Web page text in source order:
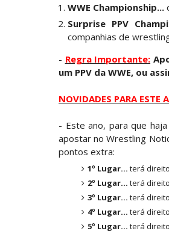
RETENÇÃO
VITÓRIA
Slam Mexico
VAGA GARANTIDA
brutalizado por MJF
Unknown-Aug 06 2026
CAOS NO GRAND
Unknown -Aug 06 2026
WWE Championship...
Surprise PPV
companhias de
- Regra Importante:
um PPV da WWE, ou
NOVIDADES PARA ESTE
- Este ano, para que
apostar no Wrestling
pontos extra:
1º Lugar... terá
2º Lugar... terá
3º Lugar... terá
4º Lugar... terá
5º Lugar... terá